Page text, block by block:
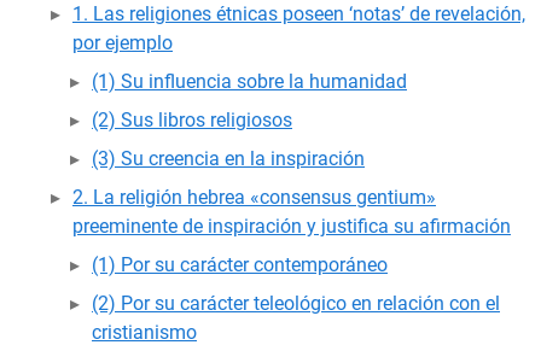
1. Las religiones étnicas poseen ‘notas’ de revelación,
por ejemplo
(1) Su influencia sobre la humanidad
(2) Sus libros religiosos
(3) Su creencia en la inspiración
2. La religión hebrea «consensus gentium»
preeminente de inspiración y justifica su afirmación
(1) Por su carácter contemporáneo
(2) Por su carácter teleológico en relación con el
cristianismo